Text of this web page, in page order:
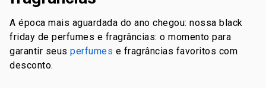
a época mais aguardada do ano chegou: nossa black
friday de perfumes e fragrâncias: o momento para
garantir seusperfumes e fragrâncias favoritos com
desconto.